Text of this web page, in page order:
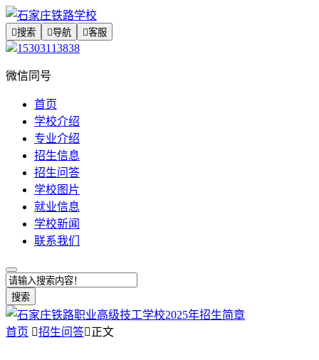
搜索 导航 客服
15303113838
微信同号
首页
学校介绍
专业介绍
招生信息
招生问答
学校图片
就业信息
学校新闻
联系我们
搜索
首页 招生问答正文